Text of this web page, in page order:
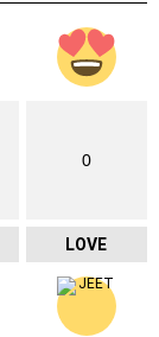
0
LOVE